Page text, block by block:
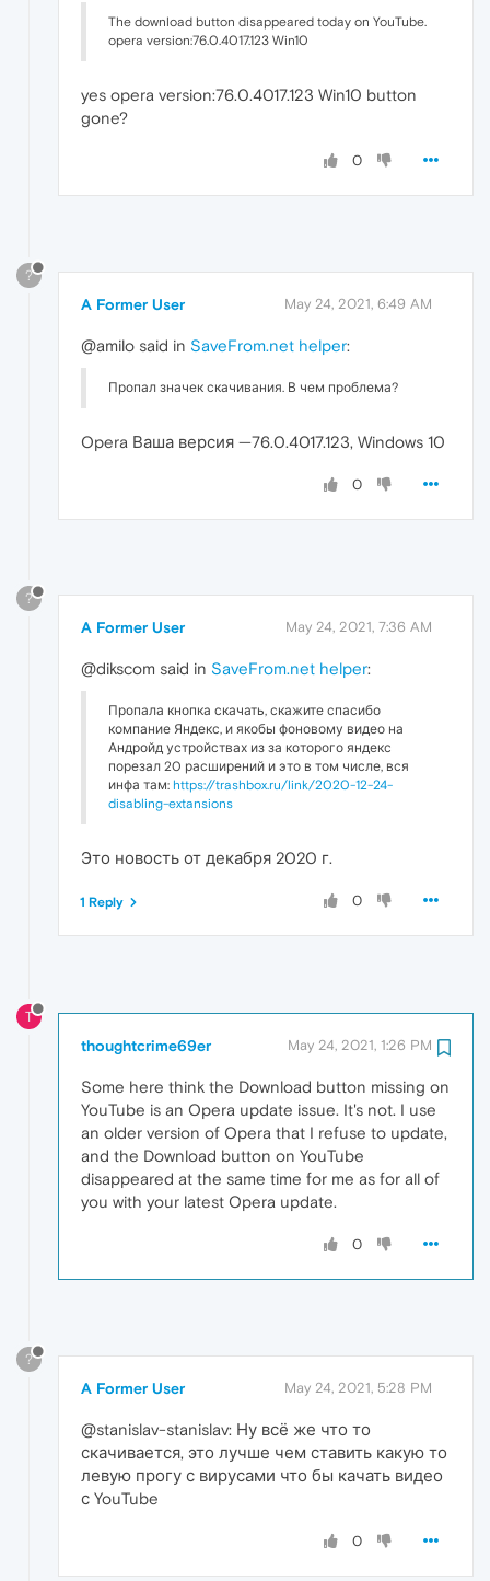
The download button disappeared today on YouTube.
opera version:76.0.4017.123 Win10
yes opera version:76.0.4017.123 Win10 button
gone?
0
?
A Former User May 24, 2021, 6:49 AM
@amilo said in SaveFrom.net helper:
Пропал значек скачивания. В чем проблема?
Opera Ваша версия —76.0.4017.123, Windows 10
0
?
A Former User May 24, 2021, 7:36 AM
@dikscom said in SaveFrom.net helper:
Пропала кнопка скачать, скажите спасибо
компание Яндекс, и якобы фоновому видео на
Андройд устройствах из за которого яндекс
порезал 20 расширений и это в том числе, вся
инфа там: https://trashbox.ru/link/2020-12-24-
disabling-extansions
Это новость от декабря 2020 г.
0
1 Reply
T
thoughtcrime69er May 24, 2021, 1:26 PM
Some here think the Download button missing on
YouTube is an Opera update issue. It's not. I use
an older version of Opera that I refuse to update,
and the Download button on YouTube
disappeared at the same time for me as for all of
you with your latest Opera update.
0
?
A Former User May 24, 2021, 5:28 PM
@stanislav-stanislav: Ну всё же что то
скачивается, это лучше чем ставить какую то
левую прогу с вирусами что бы качать видео
с YouTube
0